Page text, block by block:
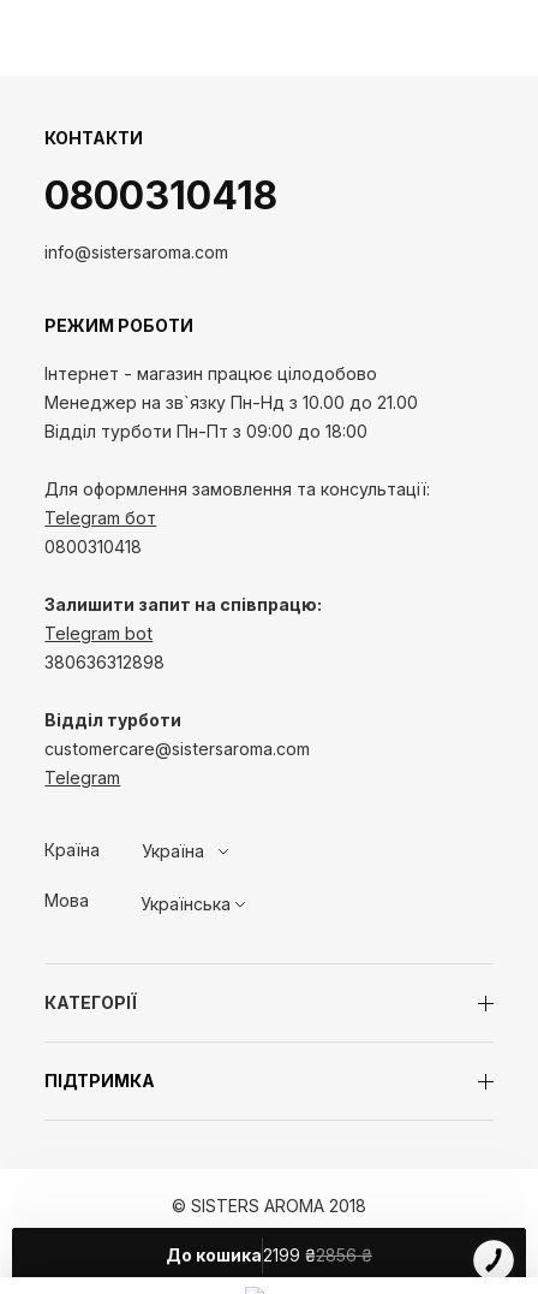
До кошика 2856 ₴
2199 ₴
КОНТАКТИ
0800310418
info@sistersaroma.com
РЕЖИМ РОБОТИ
Інтернет - магазин працює цілодобово
Менеджер на зв`язкуПн-Нд з 10.00 до 21.00
Відділ турботи Пн-Пт з 09:00 до 18:00
Для оформлення замовлення та консультації:
Telegram бот
0800310418
Залишити запит на співпрацю:
Telegram bot
380636312898
Відділ турботи
customercare@sistersaroma.com
Telegram
КАТЕГОРІЇ
ПІДТРИМКА
Країна Україна
Мова Українська
© SISTERS AROMA 2018